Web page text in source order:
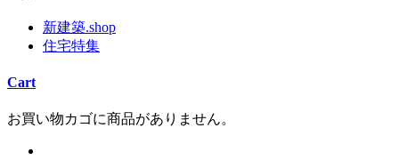
新建築.shop
住宅特集
Cart
お買い物カゴに商品がありません。